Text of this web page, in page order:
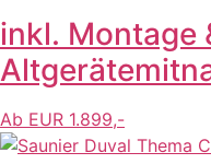
inkl. Montage
Ab EUR 1.899,-